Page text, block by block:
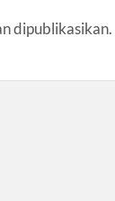
dipublikasikan.